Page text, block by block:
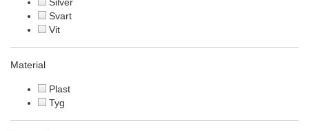
Silver
Svart
Vit
Material
Plast
Tyg